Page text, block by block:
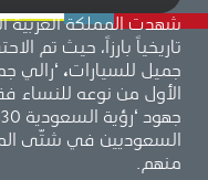
شهدت المملكة العربية
تاريخياً بارزاً، حيث تم
جميل للسيارات، ‘رالي
الأول من نوعه
السعوديين في شتّى
منهم.